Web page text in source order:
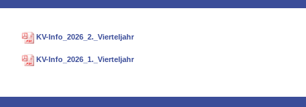
KV-Info_2026_2._Vierteljahr
KV-Info_2026_1._Vierteljahr